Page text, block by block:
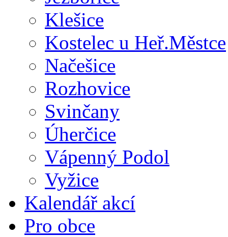
Klešice
Kostelec u Heř.Městce
Načešice
Rozhovice
Svinčany
Úherčice
Vápenný Podol
Vyžice
Kalendář akcí
Pro obce